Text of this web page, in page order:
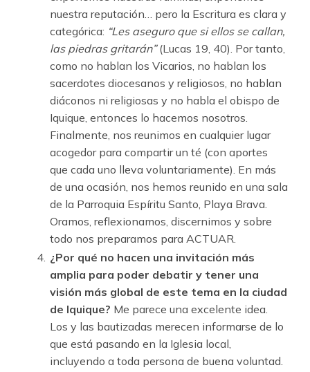
nuestra reputación… pero la Escritura es clara y
categórica: “Les aseguro que si ellos se callan,
las piedras gritarán”(Lucas 19, 40). Por tanto,
como no hablan los Vicarios, no hablan los
sacerdotes diocesanos y religiosos, no hablan
diáconos ni religiosas y no habla el obispo de
Iquique, entonces lo hacemos nosotros.
Finalmente, nos reunimos en cualquier lugar
acogedor para compartir un té (con aportes
que cada uno lleva voluntariamente). En más
de una ocasión, nos hemos reunido en una sala
de la Parroquia Espíritu Santo, Playa Brava.
Oramos, reflexionamos, discernimos y sobre
todo nos preparamos para ACTUAR.
¿Por qué no hacen una invitación más
amplia para poder debatir y tener una
visión más global de este tema en la ciudad
de Iquique? Me parece una excelente idea.
Los y las bautizadas merecen informarse de lo
que está pasando en la Iglesia local,
incluyendo a toda persona de buena voluntad.